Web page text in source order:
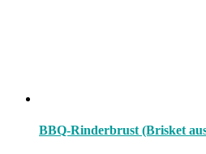
BBQ-Rinderbrust (Brisket